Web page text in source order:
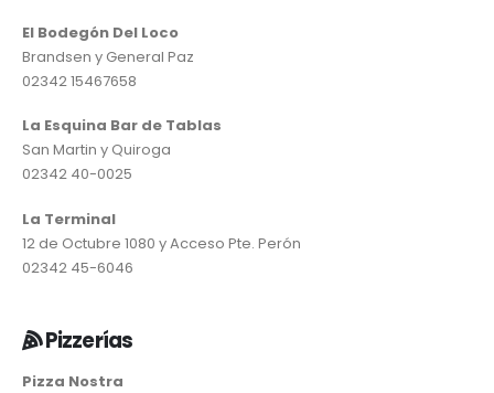
El Bodegón Del Loco
Brandsen y General Paz
02342 15467658
La Esquina Bar de Tablas
San Martin y Quiroga
02342 40-0025
La Terminal
12 de Octubre 1080 y Acceso Pte. Perón
02342 45-6046
Pizzerías
Pizza Nostra